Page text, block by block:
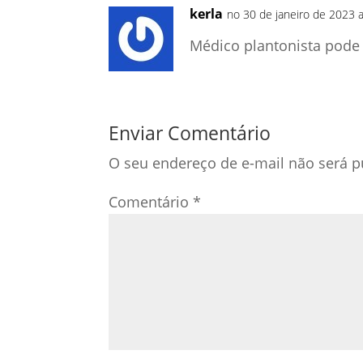
kerla no 30 de janeiro de 2023
Médico plantonista
Enviar Comentário
O seu endereço de e-mail não será
Comentário*